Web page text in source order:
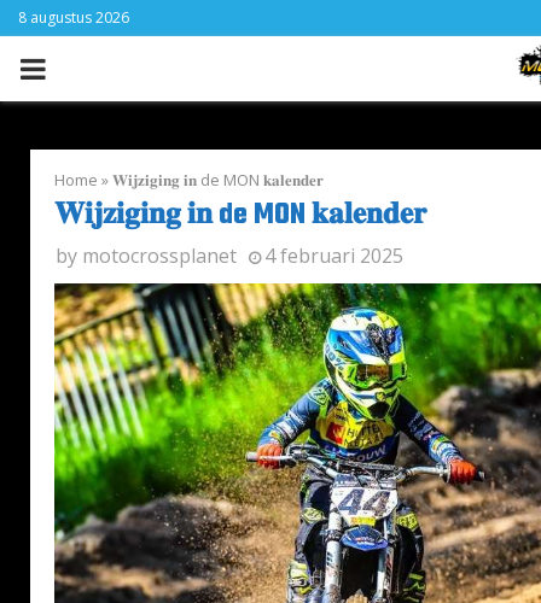
8 augustus 2026
PRIMARY
Home »𝐖𝐢𝐣𝐳𝐢𝐠𝐢𝐧𝐠 𝐢𝐧 de MON 𝐤𝐚𝐥𝐞𝐧𝐝𝐞𝐫
𝐖𝐢𝐣𝐳𝐢𝐠𝐢𝐧𝐠 𝐢𝐧 de MON 𝐤𝐚𝐥𝐞𝐧𝐝𝐞𝐫
by motocrossplanet 4 februari 2025